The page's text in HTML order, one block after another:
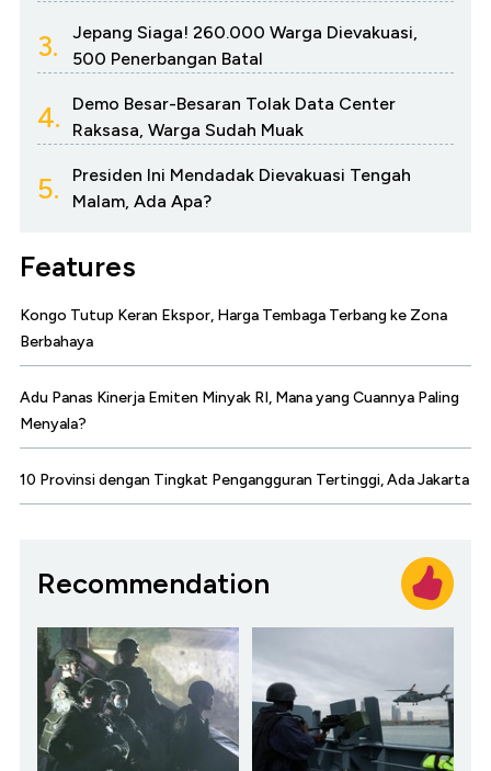
3.
Jepang Siaga! 260.000 Warga Dievakuasi,
500 Penerbangan Batal
4.
Demo Besar-Besaran Tolak Data Center
Raksasa, Warga Sudah Muak
5.
Presiden Ini Mendadak Dievakuasi Tengah
Malam, Ada Apa?
Features
Kongo Tutup Keran Ekspor, Harga Tembaga Terbang ke Zona
Berbahaya
Adu Panas Kinerja Emiten Minyak RI, Mana yang Cuannya Paling
Menyala?
10 Provinsi dengan Tingkat Pengangguran Tertinggi, Ada Jakarta
Recommendation